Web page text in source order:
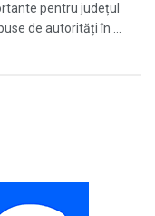
pentru județul
de autorități în ...